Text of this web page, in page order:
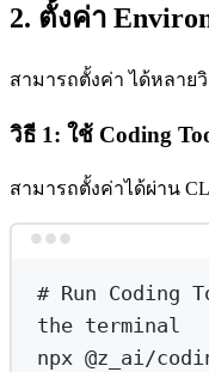
2. ตั้งค่า
สามารถตั้งค่า ได้หลาย
วิธี 1: ใช้ Coding
สามารถตั้งค่าได้ผ่าน
# Run Coding
the terminal
npx @z_ai/